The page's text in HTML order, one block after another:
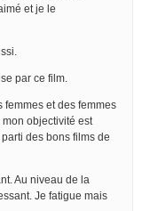
et je le
par ce film.
femmes et des femmes
objectivité est
des bons films de
Au niveau de la
Je fatigue mais